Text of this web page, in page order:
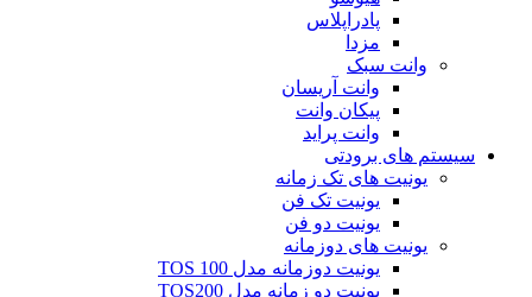
پادراپلاس
مزدا
وانت سبک
وانت آریسان
پیکان وانت
وانت پراید
سیستم های برودتی
یونیت های تک زمانه
یونیت تک فن
یونیت دو فن
یونیت های دوزمانه
یونیت دوزمانه مدل TOS 100
یونیت دو زمانه مدل TOS200